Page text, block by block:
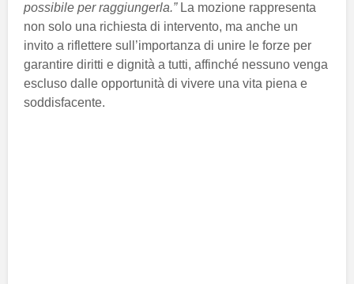
possibile per raggiungerla.”La mozione rappresenta
non solo una richiesta di intervento, ma anche un
invito a riflettere sull’importanza di unire le forze per
garantire diritti e dignità a tutti, affinché nessuno venga
escluso dalle opportunità di vivere una vita piena e
soddisfacente.